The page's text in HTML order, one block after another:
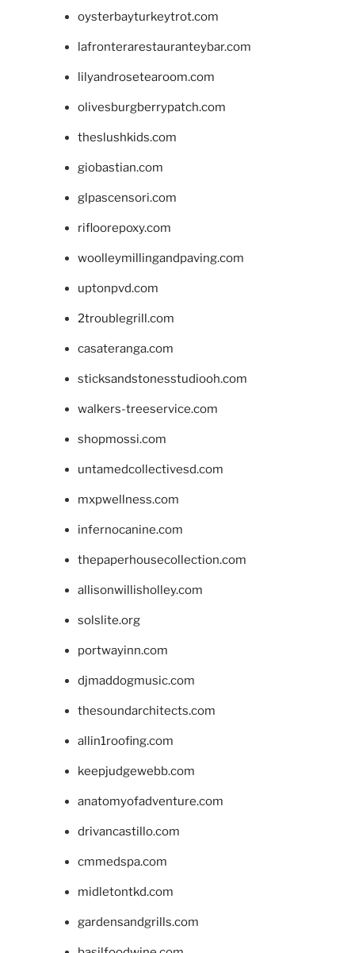
oysterbayturkeytrot.com
lafronterarestauranteybar.com
lilyandrosetearoom.com
olivesburgberrypatch.com
theslushkids.com
giobastian.com
glpascensori.com
rifloorepoxy.com
woolleymillingandpaving.com
uptonpvd.com
2troublegrill.com
casateranga.com
sticksandstonesstudiooh.com
walkers-treeservice.com
shopmossi.com
untamedcollectivesd.com
mxpwellness.com
infernocanine.com
thepaperhousecollection.com
allisonwillisholley.com
solslite.org
portwayinn.com
djmaddogmusic.com
thesoundarchitects.com
allin1roofing.com
keepjudgewebb.com
anatomyofadventure.com
drivancastillo.com
cmmedspa.com
midletontkd.com
gardensandgrills.com